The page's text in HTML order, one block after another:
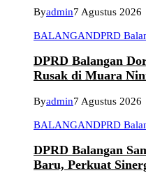
Byadmin7 Agustus 2026
BALANGANDPRD
DPRD Balangan
Rusak di Muara
Byadmin7 Agustus 2026
BALANGANDPRD
DPRD Balangan
Baru, Perkuat